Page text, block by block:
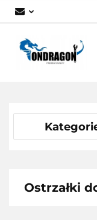
Ostrzałki